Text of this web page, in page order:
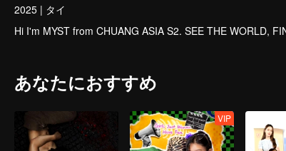
2025 | タイ
Hi I'm MYST from CHUANG ASIA S2. SEE THE WORLD,
あなたにおすすめ
VIP